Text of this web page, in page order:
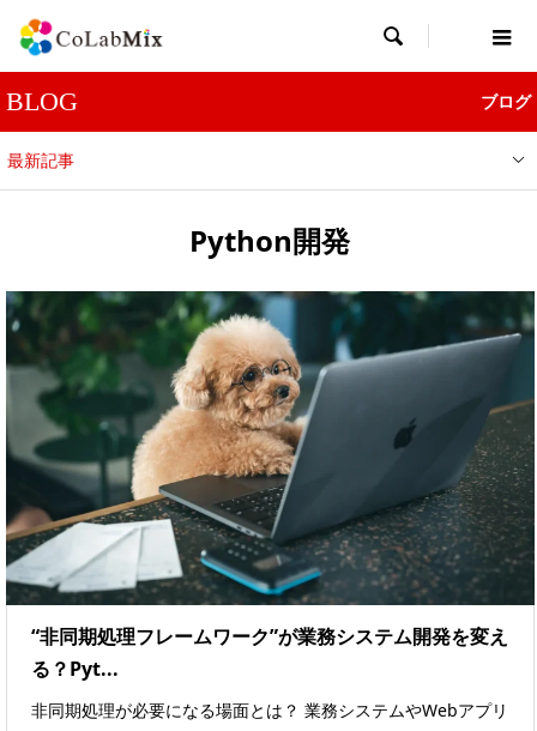

BLOG ブログ
最新記事
Python開発
“非同期処理フレームワーク”が業務システム開発を変え
る？Pyt...
非同期処理が必要になる場面とは？ 業務システムやWebアプリ